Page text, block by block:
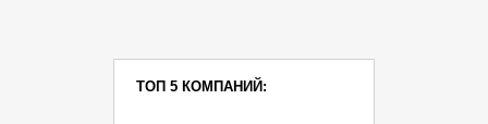
ТОП 5 КОМПАНИЙ: